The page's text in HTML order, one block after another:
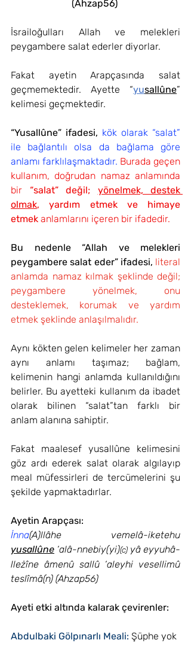
İsrailoğulları Allah ve melekleri
peygambere salat ederler diyorlar.
Fakat ayetin Arapçasında salat
geçmemektedir. Ayette “yusallûne”
kelimesi geçmektedir.
“Yusallûne” ifadesi, kök olarak “salat”
ile bağlantılı olsa da bağlama göre
anlamı farklılaşmaktadır. Burada geçen
kullanım, doğrudan namaz anlamında
bir “salat” değil; yönelmek, destek
olmak, yardım etmek ve himaye
etmek anlamlarını içeren bir ifadedir.
Bu nedenle “Allah ve melekleri
peygambere salat eder” ifadesi, literal
anlamda namaz kılmak şeklinde değil;
peygambere yönelmek, onu
desteklemek, korumak ve yardım
etmek şeklinde anlaşılmalıdır.
Aynı kökten gelen kelimeler her zaman
aynı anlamı taşımaz; bağlam,
kelimenin hangi anlamda kullanıldığını
belirler. Bu ayetteki kullanım da ibadet
olarak bilinen “salat”tan farklı bir
anlam alanına sahiptir.
Fakat maalesef yusallûne kelimesini
göz ardı ederek salat olarak algılayıp
meal müfessirleri de tercümelerini şu
şekilde yapmaktadırlar.
Ayetin Arapçası:
İnna
yusallûne ‘alâ-nnebiy(yi)(c) yâ eyyuhâ-
lleżîne âmenû sallû ‘aleyhi vesellimû
teslîmâ(n) (Ahzap56)
Ayeti etki altında kalarak çevirenler:
Abdulbaki Gölpınarlı Meali: Şüphe yok